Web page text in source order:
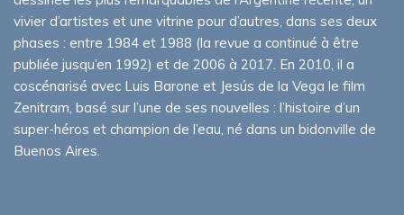
vivier d’artistes et une vitrine pour d’autres, dans ses deux
phases : entre 1984 et 1988 (la revue a continué à être
publiée jusqu’en 1992) et de 2006 à 2017. En 2010, il a
coscénarisé avec Luis Barone et Jesús de la Vega le film
Zenitram, basé sur l’une de ses nouvelles : l’histoire d’un
super-héros et champion de l’eau, né dans un bidonville de
Buenos Aires.